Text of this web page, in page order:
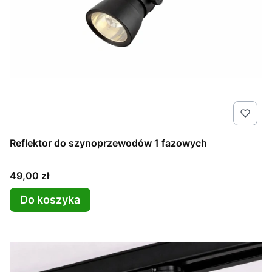
Reflektor do szynoprzewodów 1 fazowych
Cena
49,00 zł
Do koszyka